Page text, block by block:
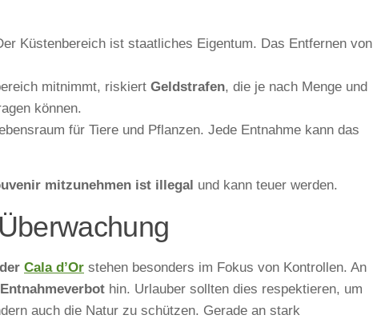
Küstenbereich ist staatliches Eigentum. Das Entfernen von
mitnimmt, riskiert Geldstrafen, die je nach Menge und
können.
für Tiere und Pflanzen. Jede Entnahme kann das
mitzunehmen ist illegal und kann teuer werden.
Cala d’Or stehen besonders im Fokus von Kontrollen. An
hin. Urlauber sollten dies respektieren, um
auch die Natur zu schützen. Gerade an stark